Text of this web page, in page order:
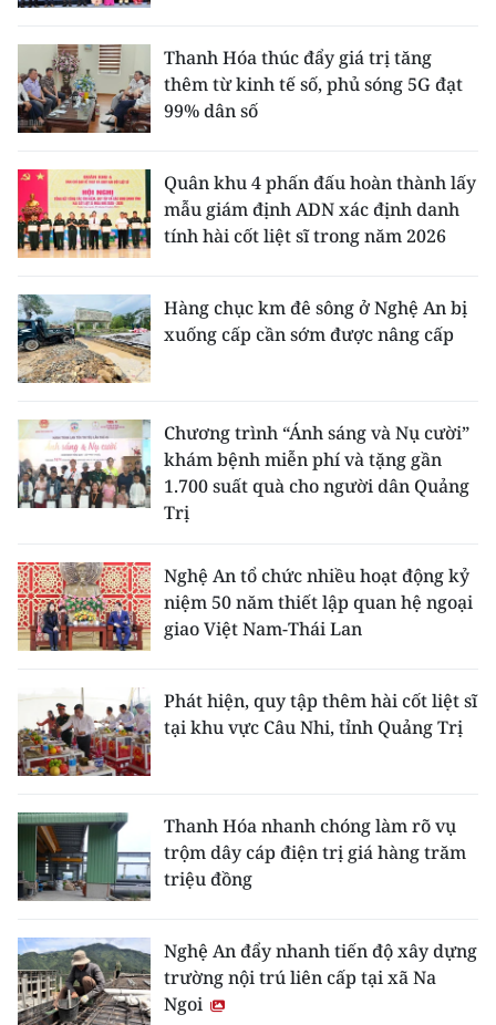
Thanh Hóa thúc đẩy giá trị tăng
thêm từ kinh tế số, phủ sóng 5G đạt
99% dân số
Quân khu 4 phấn đấu hoàn thành lấy
mẫu giám định ADN xác định danh
tính hài cốt liệt sĩ trong năm 2026
Hàng chục km đê sông ở Nghệ An bị
xuống cấp cần sớm được nâng cấp
Chương trình “Ánh sáng và Nụ cười”
khám bệnh miễn phí và tặng gần
1.700 suất quà cho người dân Quảng
Trị
Nghệ An tổ chức nhiều hoạt động kỷ
niệm 50 năm thiết lập quan hệ ngoại
giao Việt Nam-Thái Lan
Phát hiện, quy tập thêm hài cốt liệt sĩ
tại khu vực Câu Nhi, tỉnh Quảng Trị
Thanh Hóa nhanh chóng làm rõ vụ
trộm dây cáp điện trị giá hàng trăm
triệu đồng
Nghệ An đẩy nhanh tiến độ xây dựng
trường nội trú liên cấp tại xã Na
Ngoi